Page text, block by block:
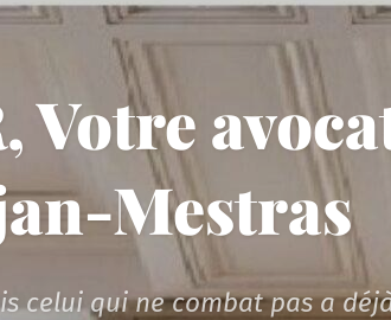
Votre
Mestras
celui qui ne combat pas a